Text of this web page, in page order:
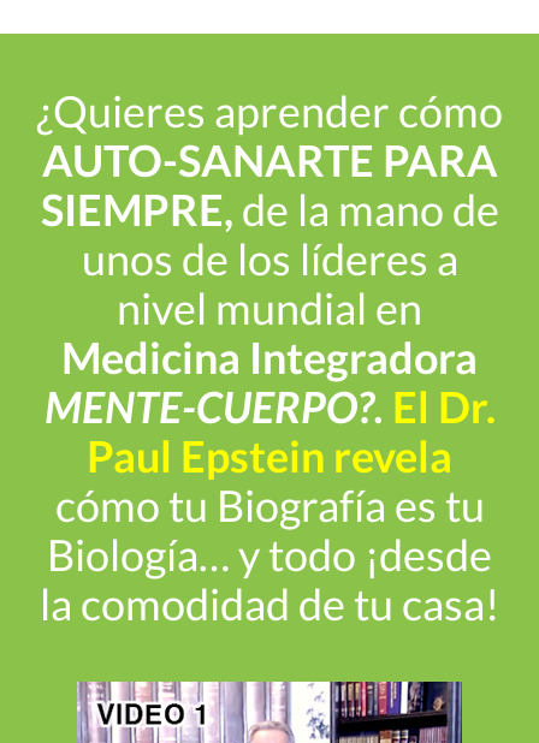
¿Quieres aprender cómo
AUTO-SANARTE PARA
SIEMPRE, de la mano de
unos de los líderes a
nivel mundial en
Medicina Integradora
MENTE-CUERPO?. El Dr.
Paul Epstein revela
cómo tu Biografía es tu
Biología… y todo ¡desde
la comodidad de tu casa!